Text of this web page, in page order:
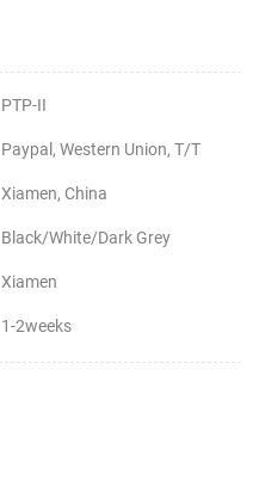
PTP-II
Paypal, Western Union, T/T
Xiamen, China
Black/White/Dark Grey
Xiamen
1-2weeks